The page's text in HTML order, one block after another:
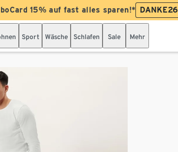
15% auf fast alles sparen!* DANKE26
Sport Wäsche Schlafen Sale Mehr